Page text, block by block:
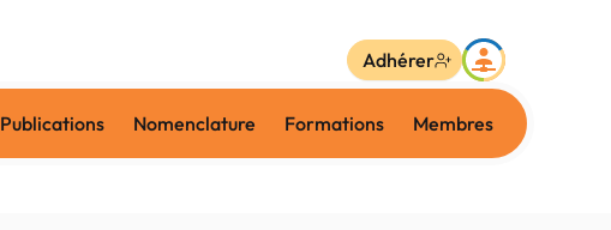
Publications Nomenclature Formations Membres
Adhérer